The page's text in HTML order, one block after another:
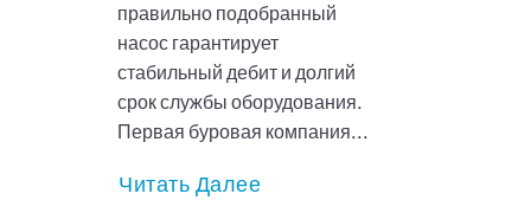
правильно подобранный
насос гарантирует
стабильный дебит и долгий
срок службы оборудования.
Первая буровая компания...
Читать Далее